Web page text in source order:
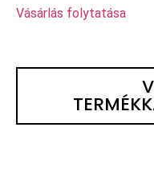
Vásárlás folytatása